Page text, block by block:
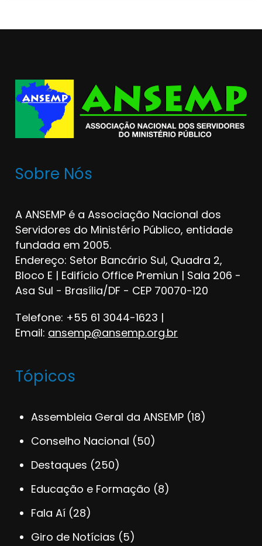
Sobre Nós
A ANSEMP é a Associação Nacional dos
Servidores do Ministério Público, entidade
fundada em 2005.
Endereço: Setor Bancário Sul, Quadra 2,
Bloco E | Edifício Office Premiun | Sala 206 -
Asa Sul - Brasília/DF - CEP 70070-120
Telefone: +55 61 3044-1623 |
Email: ansemp@ansemp.org.br
Tópicos
Assembleia Geral da ANSEMP (18)
Conselho Nacional (50)
Destaques (250)
Educação e Formação (8)
Fala Aí (28)
Giro de Notícias (5)